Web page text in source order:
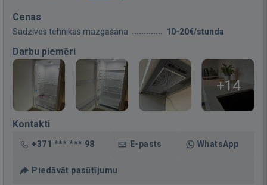
Cenas
Sadzīves tehnikas mazgāšana 10-20€/stunda
Darbu piemēri
+14
Kontakti
+371 *** *** 98 E-pasts WhatsApp
Piedāvāt pasūtījumu